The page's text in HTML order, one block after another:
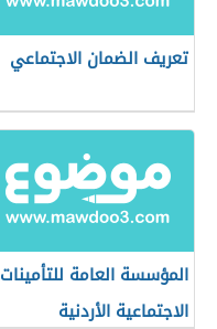
تعريف الضمان الاجتماعي
المؤسسة العامة للتأمينات
الاجتماعية الأردنية